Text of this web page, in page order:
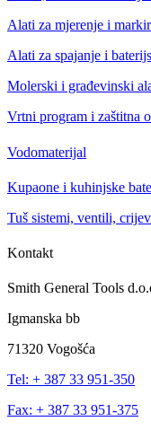
Alati za mjerenje i
Alati za spajanje i
Molerski i građevinski
Vrtni program i zaštitna
Vodomaterijal
Kupaone i kuhinjske
Tuš sistemi, ventili,
Kontakt
Smith General Tools
Igmanska bb
71320 Vogošća
Tel: + 387 33 951-350
Fax: + 387 33 951-375